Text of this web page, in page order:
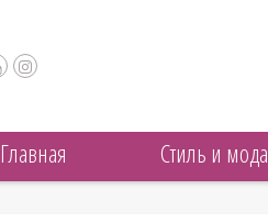
Главная Cтиль и мода